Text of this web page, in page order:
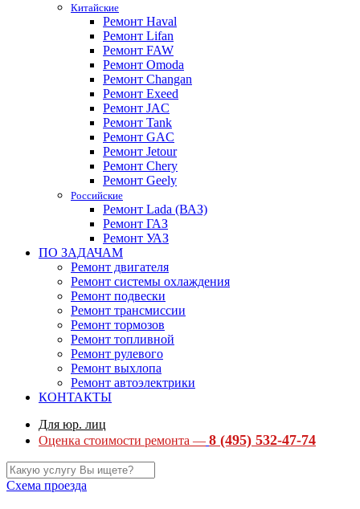
Китайские
Ремонт Haval
Ремонт Lifan
Ремонт FAW
Ремонт Omoda
Ремонт Changan
Ремонт Exeed
Ремонт JAC
Ремонт Tank
Ремонт GAC
Ремонт Jetour
Ремонт Chery
Ремонт Geely
Российские
Ремонт Lada (ВАЗ)
Ремонт ГАЗ
Ремонт УАЗ
ПО ЗАДАЧАМ
Ремонт двигателя
Ремонт системы охлаждения
Ремонт подвески
Ремонт трансмиссии
Ремонт тормозов
Ремонт топливной
Ремонт рулевого
Ремонт выхлопа
Ремонт автоэлектрики
КОНТАКТЫ
Для юр. лиц
Оценка стоимости ремонта — 8 (495) 532-47-74
Схема проезда